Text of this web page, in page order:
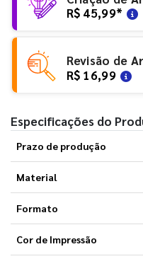
R$ 45,99*
Revisão de
R$ 16,99
Especificações do
Prazo de produção
Material
Formato
Cor de Impressão